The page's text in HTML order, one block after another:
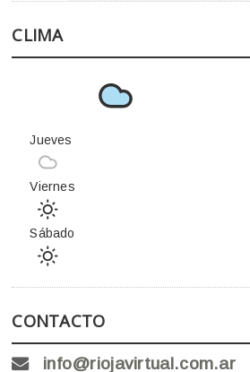
CLIMA
Jueves
Viernes
Sábado
CONTACTO
info@riojavirtual.com.ar